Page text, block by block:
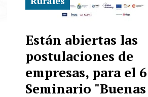
Están abiertas las
postulaciones de
empresas, para el
Seminario "Buenas